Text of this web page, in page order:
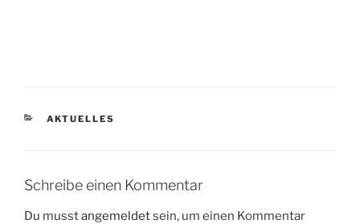
KATEGORIEN
AKTUELLES
Schreibe einen Kommentar
Du musstangemeldetsein, um einen Kommentar